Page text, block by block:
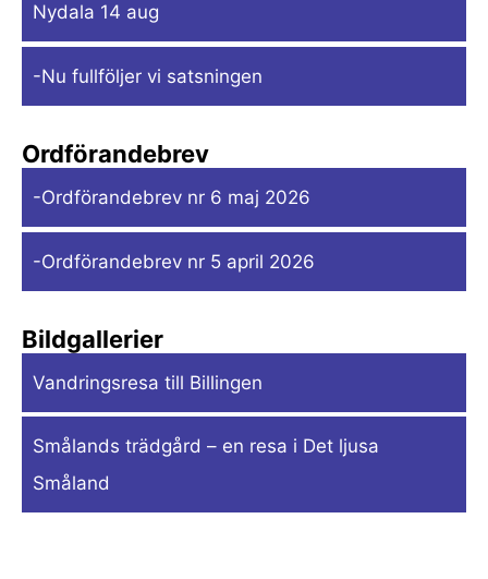
Nydala 14 aug
-Nu fullföljer vi satsningen
Ordförandebrev
-Ordförandebrev nr 6 maj 2026
-Ordförandebrev nr 5 april 2026
Bildgallerier
Vandringsresa till Billingen
Smålands trädgård – en resa i Det ljusa
Småland